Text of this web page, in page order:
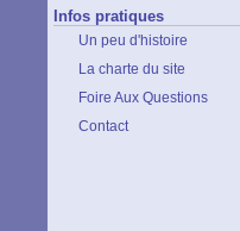
Infos pratiques
Un peu d'histoire
La charte du site
Foire Aux Questions
Contact